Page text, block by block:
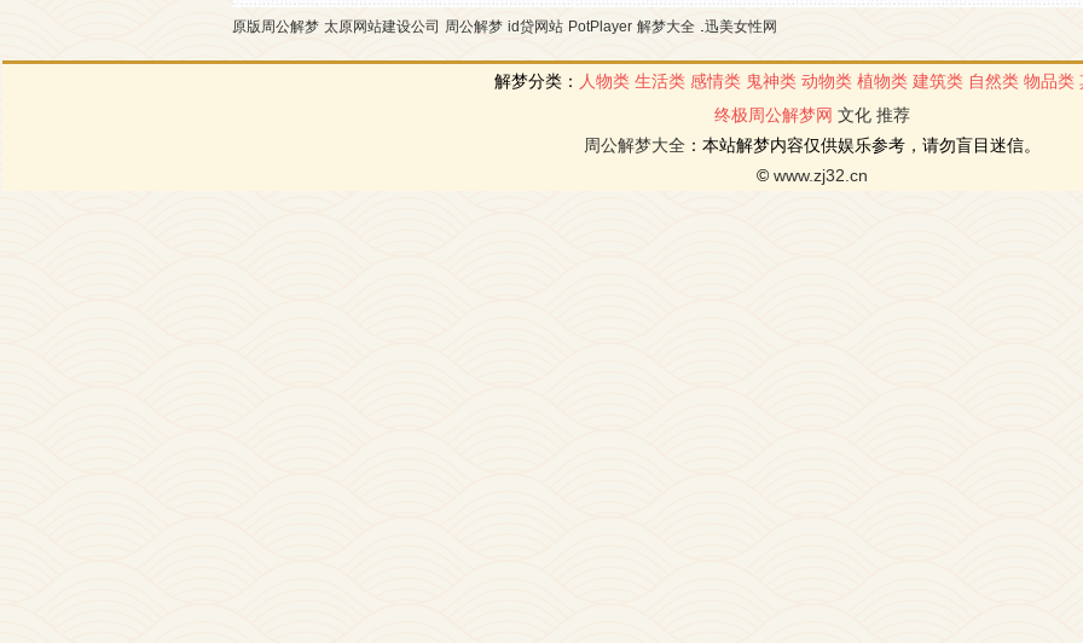
原版周公解梦 太原网站建设公司 周公解梦 id贷网站 PotPlayer 解梦大全 迅美女性网
解梦分类： 人物类 生活类 感情类 鬼神类 动物类 植物类 建筑类 自然类 物品类
终极周公解梦网 文化 推荐
周公解梦大全 ：本站解梦内容仅供娱乐参考，请勿盲目迷信。
© www.zj32.cn